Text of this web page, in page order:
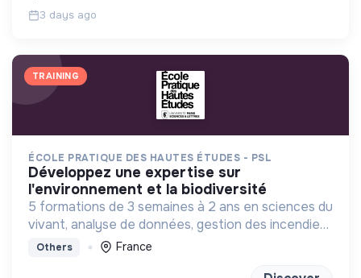
3 days ago
TRAINING
ÉCOLE PRATIQUE DES HAUTES ÉTUDES - PSL
développez une expertise sur
l'environnement et la biodiversité
5 formations de 3 semaines à 2 ans en sciences du
vivant, analyse de données, gestion des incendies
et génétique du paysage.
Others France